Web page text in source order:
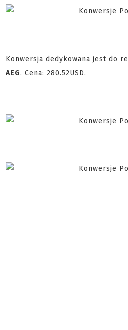
Konwersja dedykowana jest do
AEG. Cena: 280.52USD.